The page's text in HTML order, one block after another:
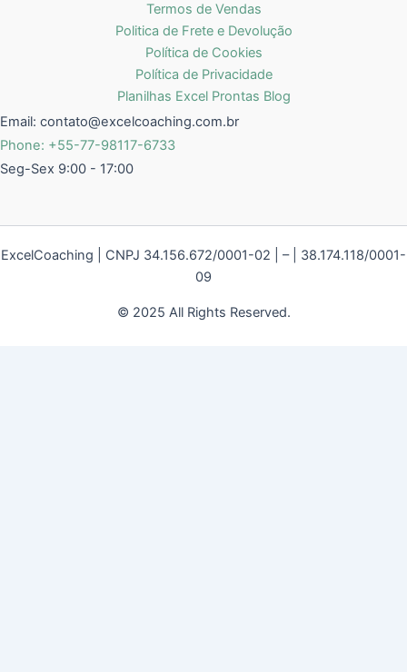
Termos de Vendas
Politica de Frete e Devolução
Política de Cookies
Política de Privacidade
Planilhas Excel Prontas Blog
Email: contato@excelcoaching.com.br
Phone: +55-77-98117-6733
Seg-Sex 9:00 - 17:00
ExcelCoaching | CNPJ 34.156.672/0001-02 | – | 38.174.118/0001-
09
© 2025 All Rights Reserved.